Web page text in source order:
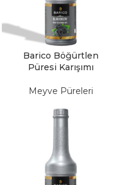
Barico Böğürtlen
Püresi Karışımı
Meyve Püreleri